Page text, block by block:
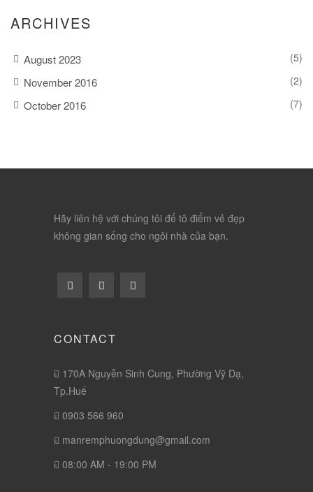
ARCHIVES
August 2023 (5)
November 2016 (2)
October 2016 (7)
Hãy liên hệ với chúng tôi để tô điểm vẻ đẹp
không gian sống cho ngôi nhà của bạn.
CONTACT
170A Nguyễn Sinh Cung, Phường Vỹ Dạ,
Tp.Huế
0903 566 960
manremphuongdung@gmail.com
08:00 AM - 19:00 PM